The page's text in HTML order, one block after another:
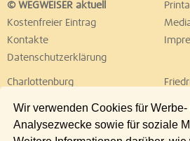
Wir verwenden Cookies für Werbe-
Analysezwecke sowie für soziale
© WEGWEISER aktuell
Kostenfreier Eintrag
Kontakte
Datenschutzerklärung
Charlottenburg
Lichtenberg